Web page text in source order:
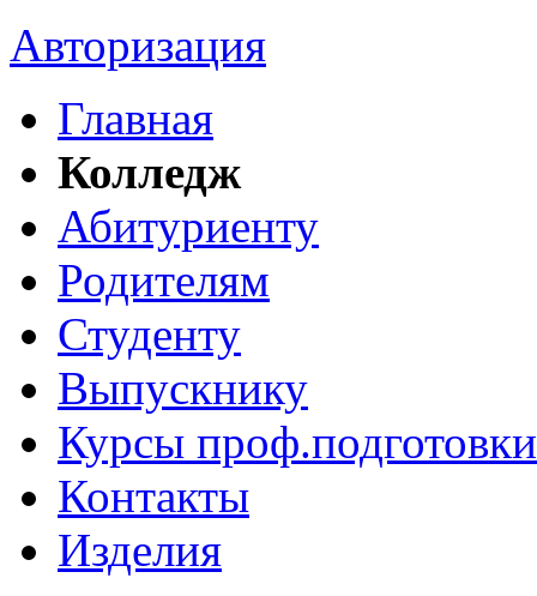
Авторизация
Главная
Колледж
Абитуриенту
Родителям
Студенту
Выпускнику
Курсы проф.подготовки
Контакты
Изделия